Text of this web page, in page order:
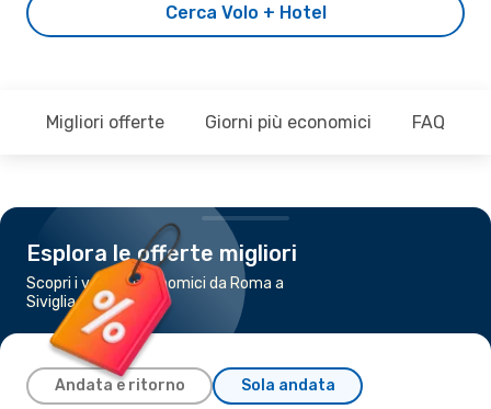
Cerca Volo + Hotel
Migliori offerte Giorni più economici FAQ
Esplora le offerte migliori
Scopri i voli più economici da Roma a
Siviglia
Andata e ritorno Sola andata